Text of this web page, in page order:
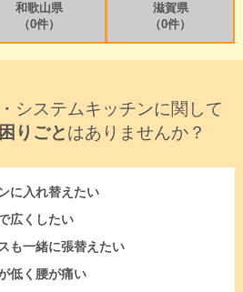
和歌山県
（0件）
滋賀県
（0件）
システムキッチンに関して
りごとはありませんか？
に入れ替えたい
広くしたい
も一緒に張替えたい
低く腰が痛い